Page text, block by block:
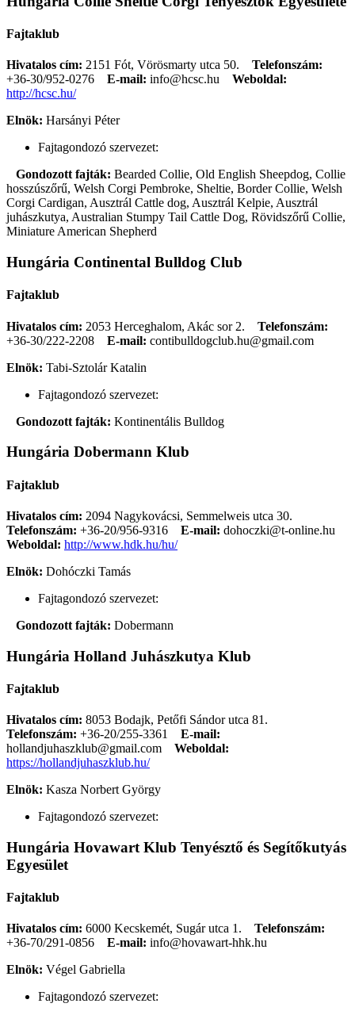
Fajtaklub
Hivatalos cím: 2151 Fót, Vörösmarty utca 50. Telefonszám:
+36-30/952-0276
E-mail: info@hcsc.hu
Weboldal:
http://hcsc.hu/
Elnök: Harsányi Péter
Fajtagondozó szervezet:
Gondozott fajták: Bearded Collie, Old English Sheepdog, Collie
hosszúszőrű, Welsh Corgi Pembroke, Sheltie, Border Collie, Welsh
Corgi Cardigan, Ausztrál Cattle dog, Ausztrál Kelpie, Ausztrál
juhászkutya, Australian Stumpy Tail Cattle Dog, Rövidszőrű Collie,
Miniature American Shepherd
Hungária Continental Bulldog Club
Fajtaklub
Hivatalos cím: 2053 Herceghalom, Akác sor 2. Telefonszám:
+36-30/222-2208
E-mail: contibulldogclub.hu@gmail.com
Elnök: Tabi-Sztolár Katalin
Fajtagondozó szervezet:
Gondozott fajták: Kontinentális Bulldog
Hungária Dobermann Klub
Fajtaklub
Hivatalos cím: 2094 Nagykovácsi, Semmelweis utca 30.
Telefonszám: +36-20/956-9316 E-mail: dohoczki@t-online.hu
Weboldal: http://www.hdk.hu/hu/
Elnök: Dohóczki Tamás
Fajtagondozó szervezet:
Gondozott fajták: Dobermann
Hungária Holland Juhászkutya Klub
Fajtaklub
Hivatalos cím: 8053 Bodajk, Petőfi Sándor utca 81.
Telefonszám: +36-20/255-3361
E-mail:
hollandjuhaszklub@gmail.com
Weboldal:
https://hollandjuhaszklub.hu/
Elnök: Kasza Norbert György
Fajtagondozó szervezet:
Hungária Hovawart Klub Tenyésztő és Segítőkutyás
Egyesület
Fajtaklub
Hivatalos cím: 6000 Kecskemét, Sugár utca 1. Telefonszám:
+36-70/291-0856
E-mail: info@hovawart-hhk.hu
Elnök: Végel Gabriella
Fajtagondozó szervezet: